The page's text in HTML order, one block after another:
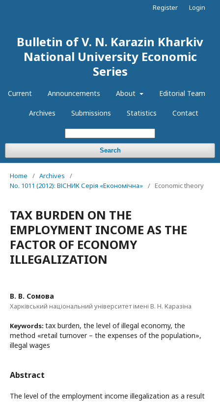
Bulletin of V. N. Karazin Kharkiv
National University Economic
Series
Current Announcements About Editorial Team
Archives Submissions Statistics Contact
Search
Register Login
Home / Archives
/
No. 1011 (2012): ВІСНИК Серія «Економічна» / Economic theory
TAX BURDEN ON THE
EMPLOYMENT INCOME AS THE
FACTOR OF ECONOMY
ILLEGALIZATION
В. В. Сомова
Харківський національний університет імені В. Н. Каразіна
Keywords: tax burden, the level of illegal economy, the
method «retail turnover – the expenses of the population»,
illegal wages
Abstract
The level of the employment income illegalization as a result